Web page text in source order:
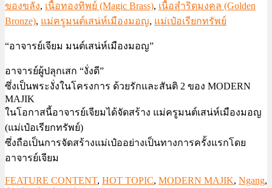
ของขลัง, เนื้อทองทิพย์ (Magic Brass), เนื้อสำริดมงคล (Golden
Bronze), แม่ครูมนต์เสน่ห์เมืองมอญ, แม่เป๋อเรียกทรัพย์
“อาจารย์เจียม มนต์เสน่ห์เมืองมอญ”
อาจารย์ผู้ปลุกเสก “งั่งดี”
ซึ่งเป็นพระงั่งในโครงการ ด้วยรักและสันติ 2 ของ MODERN
MAJIK
ในโอกาสนี้อาจารย์เจียมได้จัดสร้าง แม่ครูมนต์เสน่ห์เมืองมอญ
(แม่เป๋อเรียกทรัพย์)
ซึ่งถือเป็นการจัดสร้างแม่เป๋ออย่างเป็นทางการครั้งแรกโดย
อาจารย์เจียม
FEATURE CONTENT, HOT TOPIC, MODERN MAJIK, Ngang,